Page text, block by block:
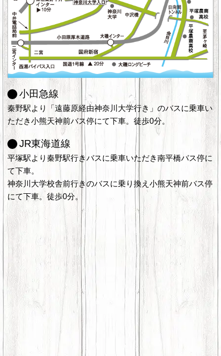
小田急線
秦野駅より「遠藤原経由神奈川大学行き」のバスに乗車い
ただき小熊天神前バス停にて下車。徒歩0分。
JR東海道線
平塚駅より秦野駅行きバスに乗車いただき南平橋バス停に
て下車。
神奈川大学校舎前行きのバスに乗り換え小熊天神前バス停
にて下車。徒歩0分。